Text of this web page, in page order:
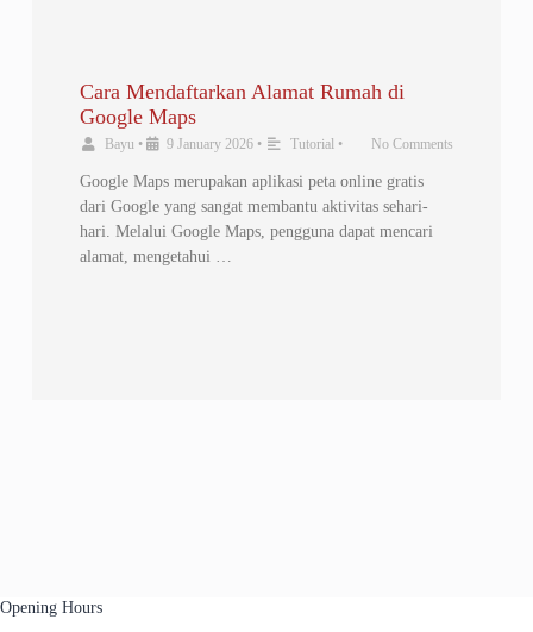
Cara Mendaftarkan Alamat Rumah di
Google Maps
Bayu • 9 January 2026 • Tutorial • No Comments
Google Maps merupakan aplikasi peta online gratis
dari Google yang sangat membantu aktivitas sehari-
hari. Melalui Google Maps, pengguna dapat mencari
alamat, mengetahui …
Opening Hours